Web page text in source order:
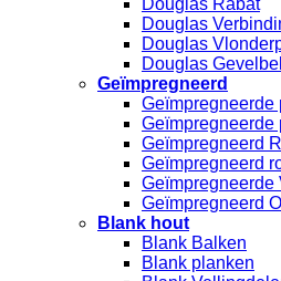
Douglas Rabat
Douglas
Douglas
Douglas
Geïmpregneerd
Geïmpregneerde
Geïmpregneerde
Geïmpregneerd
Geïmpregneerd
Geïmpregneerde
Geïmpregneerd
Blank hout
Blank Balken
Blank planken